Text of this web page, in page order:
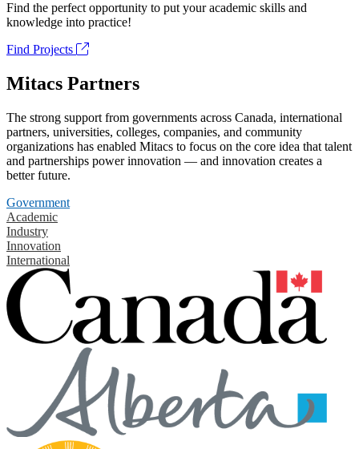
Find the perfect opportunity to put your academic skills and
knowledge into practice!
Find Projects
Mitacs Partners
The strong support from governments across Canada, international
partners, universities, colleges, companies, and community
organizations has enabled Mitacs to focus on the core idea that talent
and partnerships power innovation — and innovation creates a
better future.
Government
Academic
Industry
Innovation
International